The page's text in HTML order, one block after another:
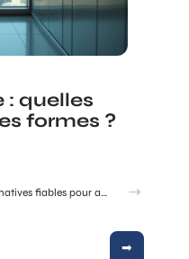
: quelles
formes ?
Les grandes ruptures qui ont changé la dynastie des rois de France